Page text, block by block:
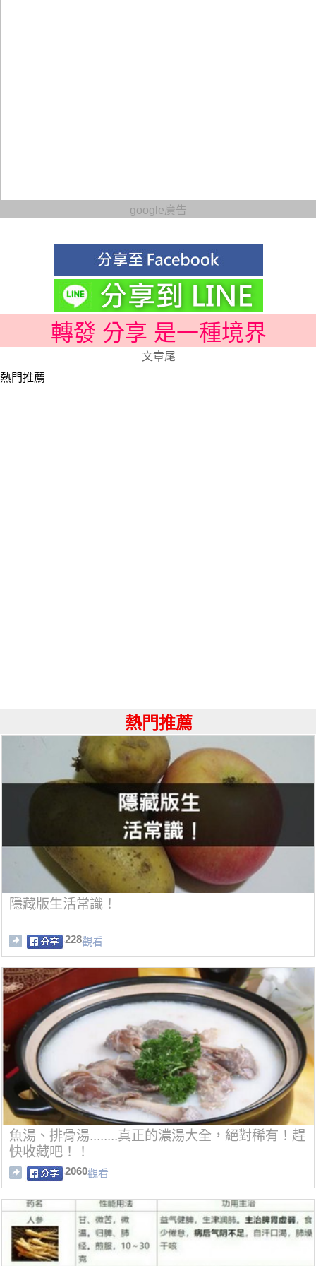
google廣告
轉發 分享 是一種境界
文章尾
熱門推薦
熱門推薦
隱藏版生活常識！
228觀看
魚湯、排骨湯........真正的濃湯大全，絕對稀有！趕
快收藏吧！！
2060觀看